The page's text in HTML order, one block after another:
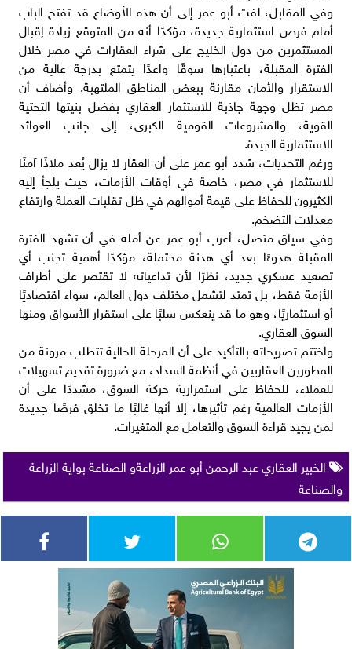
وفي المقابل، لفت أبو عمر إلى أن هذه الأوضاع قد تفتح الباب
أمام فرص استثمارية جديدة، مؤكدًا أنه من المتوقع زيادة إقبال
المستثمرين من دول الخليج على شراء العقارات في مصر خلال
الفترة المقبلة، باعتبارها سوقًا واعدًا يتمتع بدرجة عالية من
الاستقرار والأمان مقارنة ببعض المناطق الملتهبة. وأضاف أن
مصر تظل وجهة جاذبة للاستثمار العقاري بفضل بنيتها التحتية
القوية، والمشروعات القومية الكبرى، إلى جانب العوائد
الاستثمارية الجيدة.
ورغم التحديات، شدد أبو عمر على أن العقار لا يزال يُعد ملاذًا آمنًا
للاستثمار في مصر، خاصة في أوقات الأزمات، حيث يلجأ إليه
الكثيرون للحفاظ على قيمة أموالهم في ظل تقلبات العملة وارتفاع
معدلات التضخم.
وفي سياق متصل، أعرب أبو عمر عن أمله في أن تشهد الفترة
المقبلة هدوءًا بعد أي هدنة محتملة، مؤكدًا أهمية تجنب أي
تصعيد عسكري جديد، نظرًا لأن تداعياته لا تقتصر على أطراف
الأزمة فقط، بل تمتد لتشمل مختلف دول العالم، سواء اقتصاديًا
أو استثماريًا، وهو ما قد ينعكس سلبًا على استقرار الأسواق ومنها
السوق العقاري.
واختتم تصريحاته بالتأكيد على أن المرحلة الحالية تتطلب مرونة من
المطورين العقاريين في أنظمة السداد، مع ضرورة تقديم تسهيلات
للعملاء، للحفاظ على استمرارية حركة السوق، مشددًا على أن
الأزمات العالمية رغم تأثيرها، إلا أنها غالبًا ما تخلق فرصًا جديدة
لمن يجيد قراءة السوق والتعامل مع المتغيرات.
الخبير العقاري عبد الرحمن أبو عمر الزراعةو الصناعة بواية الزراعة
والصناعة